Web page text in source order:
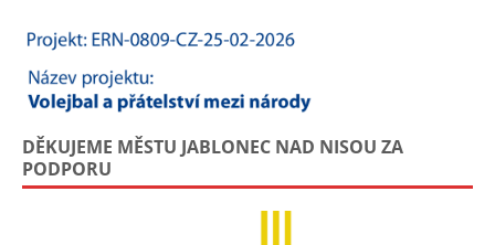
DĚKUJEME MĚSTU JABLONEC NAD NISOU ZA
PODPORU